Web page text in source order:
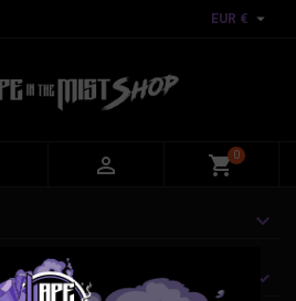
EUR € 
 shopping_cart0